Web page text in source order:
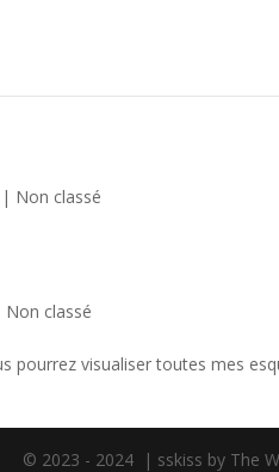
| Non classé
Non classé
pourrez visualiser toutes mes
© 2023 - 2024 | sskiss by The